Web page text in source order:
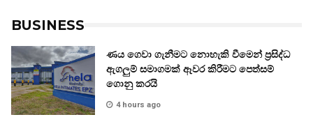
BUSINESS
ණය ගෙවා ගැනීමට නොහැකි වීමෙන් ප්‍රසිද්ධ
ඇගලුම් සමාගමක් ඈවර කිරීමට පෙත්සම්
ගොනු කරයි
4 hours ago